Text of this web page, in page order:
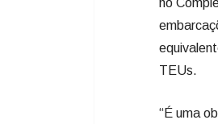
no
TEUs.
“É uma